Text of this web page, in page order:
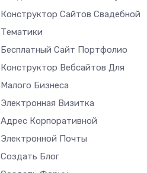
Конструктор Сайтов Свадебной
Тематики
Бесплатный Сайт Портфолио
Конструктор Вебсайтов Для
Малого Бизнеса
Электронная Визитка
Адрес Корпоративной
Электронной Почты
Создать Блог